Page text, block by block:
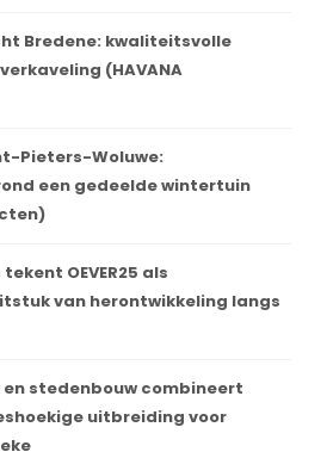
Bredene: kwaliteitsvolle
(HAVANA
Pieters-Woluwe:
een gedeelde wintertuin
OEVER25 als
van herontwikkeling langs
en stedenbouw combineert
uitbreiding voor